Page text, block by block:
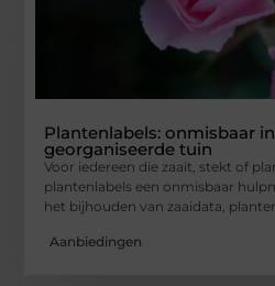
Plantenlabels: onmisbaar
georganiseerde tuin
Voor iedereen die zaait, stekt of
plantenlabels een onmisbaar
het bijhouden van zaaidata,
Aanbiedingen